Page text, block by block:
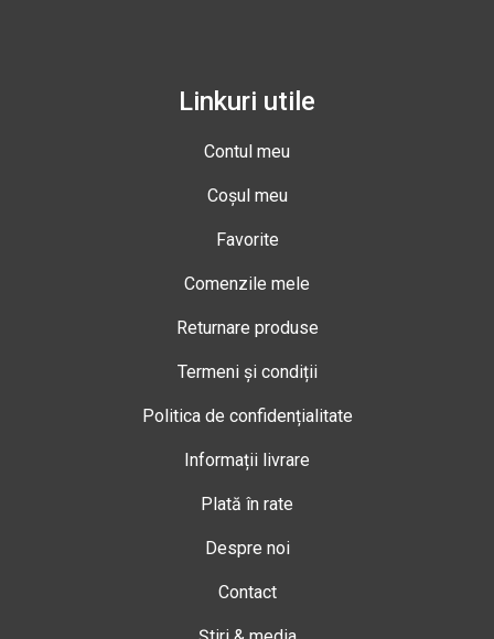
Linkuri utile
Contul meu
Coșul meu
Favorite
Comenzile mele
Returnare produse
Termeni și condiții
Politica de confidențialitate
Informații livrare
Plată în rate
Despre noi
Contact